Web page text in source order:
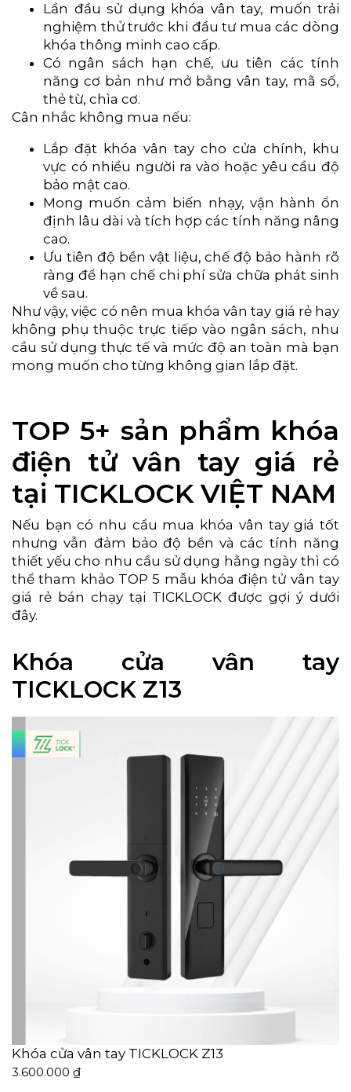
Lần đầu sử dụng khóa vân tay, muốn trải
nghiệm thử trước khi đầu tư mua các dòng
khóa thông minh cao cấp.
Có ngân sách hạn chế, ưu tiên các tính
năng cơ bản như mở bằng vân tay, mã số,
thẻ từ, chìa cơ.
Cân nhắc không mua nếu:
Lắp đặt khóa vân tay cho cửa chính, khu
vực có nhiều người ra vào hoặc yêu cầu độ
bảo mật cao.
Mong muốn cảm biến nhạy, vận hành ổn
định lâu dài và tích hợp các tính năng nâng
cao.
Ưu tiên độ bền vật liệu, chế độ bảo hành rõ
ràng để hạn chế chi phí sửa chữa phát sinh
về sau.
Như vậy, việc có nên mua khóa vân tay giá rẻ hay
không phụ thuộc trực tiếp vào ngân sách, nhu
cầu sử dụng thực tế và mức độ an toàn mà bạn
mong muốn cho từng không gian lắp đặt.
TOP 5+ sản phẩm khóa
điện tử vân tay giá rẻ
tại TICKLOCK VIỆT NAM
Nếu bạn có nhu cầu mua khóa vân tay giá tốt
nhưng vẫn đảm bảo độ bền và các tính năng
thiết yếu cho nhu cầu sử dụng hằng ngày thì có
thể tham khảo TOP 5 mẫu khóa điện tử vân tay
giá rẻ bán chạy tại TICKLOCK được gợi ý dưới
đây.
Khóa cửa vân tay
TICKLOCK Z13
Khóa cửa vân tay TICKLOCK Z13
3.600.000 ₫